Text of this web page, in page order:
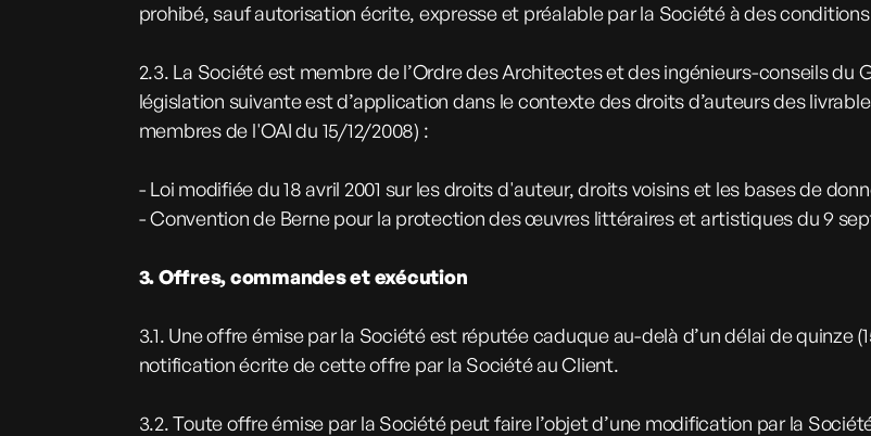
prohibé, sauf autorisation écrite, expresse et préalable par la Société à des
2.3. La Société est membre de l’Ordre des Architectes et des ingénieurs-conseils du
législation suivante est d’application dans le contexte des droits d’auteurs des
membres de l'OAI du 15/12/2008) :
- Loi modifiée du 18 avril 2001 sur les droits d'auteur, droits voisins et les bases de
- Convention de Berne pour la protection des œuvres littéraires et artistiques du 9
3. Offres, commandes et exécution
3.1. Une offre émise par la Société est réputée caduque au-delà d’un délai de quinze
notification écrite de cette offre par la Société au Client.
3.2. Toute offre émise par la Société peut faire l’objet d’une modification par la